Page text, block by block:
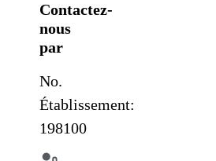
Contactez-
nous
par
No.
Établissement:
198100